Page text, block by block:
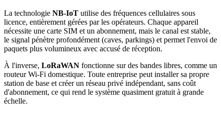
La technologie NB-IoT utilise des fréquences cellulaires sous
licence, entièrement gérées par les opérateurs. Chaque appareil
nécessite une carte SIM et un abonnement, mais le canal est stable,
le signal pénètre profondément (caves, parkings) et permet l'envoi de
paquets plus volumineux avec accusé de réception.
À l'inverse, LoRaWAN fonctionne sur des bandes libres, comme un
routeur Wi-Fi domestique. Toute entreprise peut installer sa propre
station de base et créer un réseau privé indépendant, sans coût
d'abonnement, ce qui rend le système quasiment gratuit à grande
échelle.